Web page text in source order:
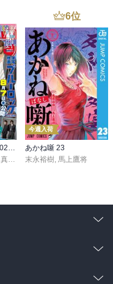
週刊少年マガジン 2026年36・37号[2026年8月5日発売]
真島ヒロ ,宮島礼吏,新川直司
6位
今週入荷
あかね噺 23
末永裕樹, 馬上鷹将